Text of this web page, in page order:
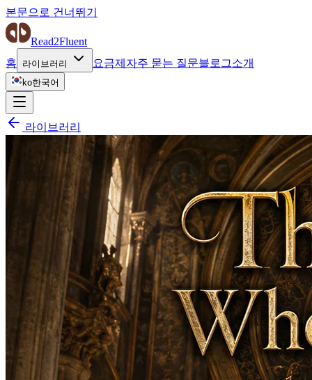
본문으로 건너뛰기
Read2Fluent
홈
라이브러리 요금제 자주 묻는 질문블로그소개
ko한국어
라이브러리